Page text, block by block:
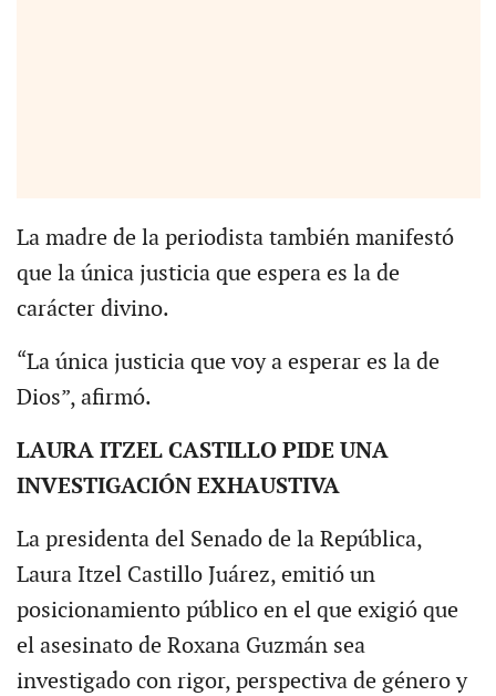
La madre de la periodista también manifestó
que la única justicia que espera es la de
carácter divino.
“La única justicia que voy a esperar es la de
Dios”, afirmó.
LAURA ITZEL CASTILLO PIDE UNA
INVESTIGACIÓN EXHAUSTIVA
La presidenta del Senado de la República,
Laura Itzel Castillo Juárez, emitió un
posicionamiento público en el que exigió que
el asesinato de Roxana Guzmán sea
investigado con rigor, perspectiva de género y